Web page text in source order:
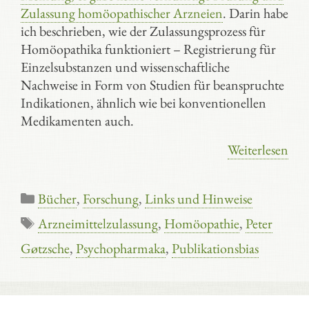
Zulassung homöopathischer Arzneien. Darin habe
ich beschrieben, wie der Zulassungsprozess für
Homöopathika funktioniert – Registrierung für
Einzelsubstanzen und wissenschaftliche
Nachweise in Form von Studien für beanspruchte
Indikationen, ähnlich wie bei konventionellen
Medikamenten auch.
Weiterlesen
Kategorien
Bücher,Forschung,Links und Hinweise
Schlagwörter
Arzneimittelzulassung, Homöopathie,Peter
Gøtzsche,Psychopharmaka,Publikationsbias